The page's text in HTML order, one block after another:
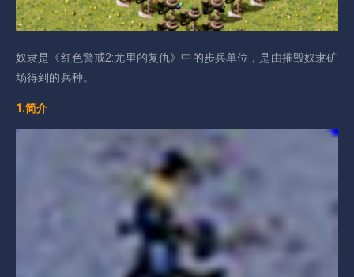
奴隶是《红色警戒2:尤里的复仇》中的步兵单位，是由摧毁奴隶矿
场得到的兵种。
1.简介